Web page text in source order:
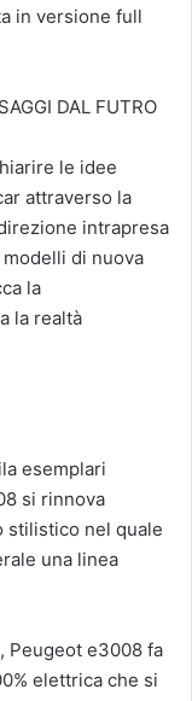
in versione full
DAL FUTRO
le idee
attraverso la
intrapresa
di nuova
la
la realtà
esemplari
si rinnova
stilistico nel quale
una linea
Peugeot e3008 fa
elettrica che si